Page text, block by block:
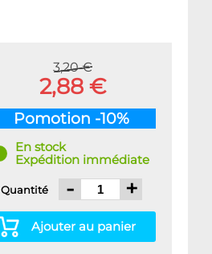
3,20 €
2,88 €
Pomotion -10%
En stock
Expédition immédiate
Quantité - +
Ajouter au panier